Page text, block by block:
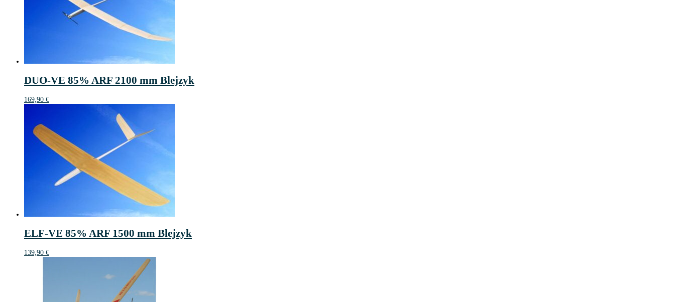
DUO-VE 85% ARF 2100 mm Blejzyk
169,90 €
ELF-VE 85% ARF 1500 mm Blejzyk
139,90 €